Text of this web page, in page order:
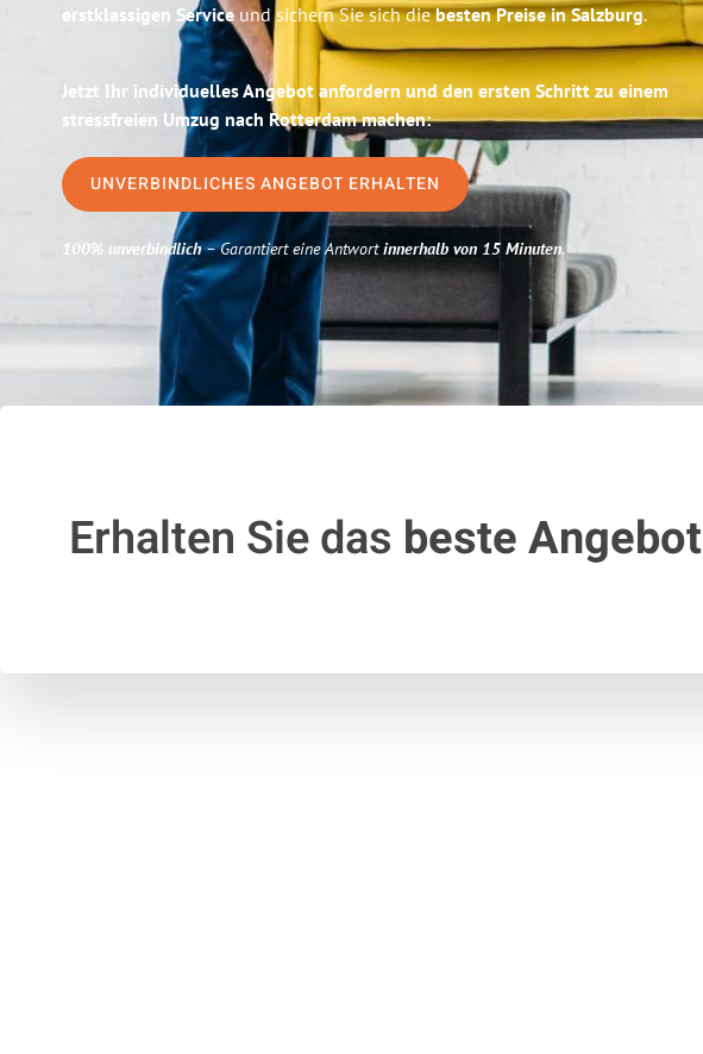
erstklassigen Serviceund sichern Sie sich diebesten Preise in Salzburg.
Jetzt Ihr individuelles Angebot anfordern und den ersten Schritt zu einem
stressfreien Umzug nach Rotterdam machen:
UNVERBINDLICHES ANGEBOT ERHALTEN
100% unverbindlich– Garantiert eine Antwortinnerhalb von 15 Minuten.
Erhalten Sie das beste Angebot